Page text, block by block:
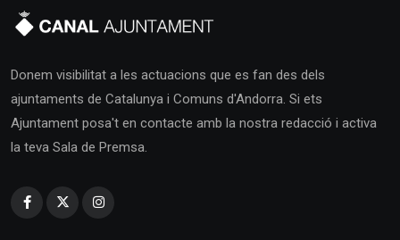
Donem visibilitat a les actuacions que es fan des dels
ajuntaments de Catalunya i Comuns d'Andorra. Si ets
Ajuntament posa't en contacte amb la nostra redacció i activa
la teva Sala de Premsa.